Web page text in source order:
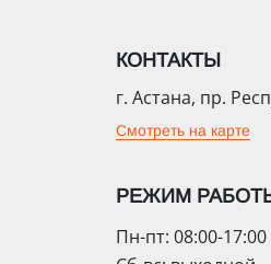
КОНТАКТЫ
г. Астана, пр.
Смотреть на карте
РЕЖИМ
Пн-пт: 08:00-17:00